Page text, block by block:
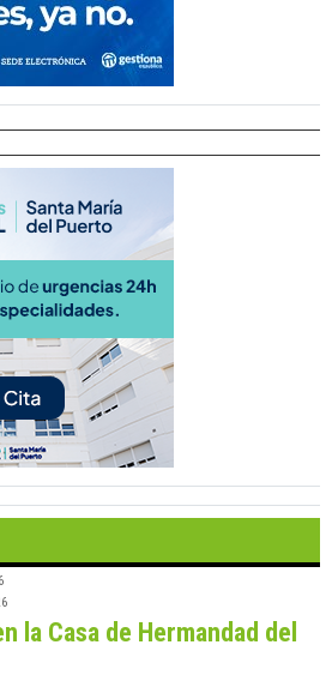
la Casa de Hermandad del